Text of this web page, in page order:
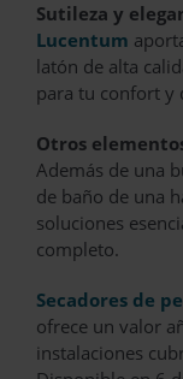
Sutileza y
Lucentum
latón de alta
para tu confort y
Otros
Además de una
de baño de una
soluciones
completo.
Secadores de
ofrece un valor
instalaciones